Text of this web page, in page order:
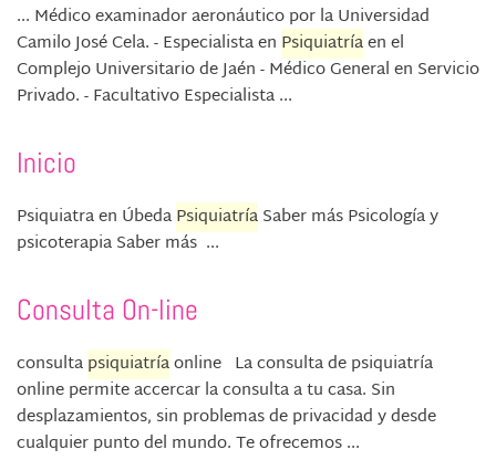
... Médico examinador aeronáutico por la Universidad
Camilo José Cela. - Especialista en Psiquiatríaen el
Complejo Universitario de Jaén - Médico General en Servicio
Privado. - Facultativo Especialista ...
Inicio
Psiquiatra en ÚbedaPsiquiatríaSaber más Psicología y
psicoterapia Saber más ...
Consulta On-line
consultapsiquiatríaonline La consulta de psiquiatría
online permite accercar la consulta a tu casa. Sin
desplazamientos, sin problemas de privacidad y desde
cualquier punto del mundo. Te ofrecemos ...